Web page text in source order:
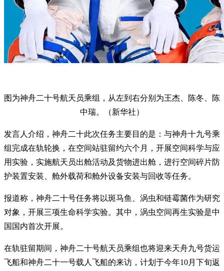
图为神舟二十号航天员乘组，从左到右分别为王杰、陈冬、陈
中瑞。（新华社）
发言人介绍，神舟二十此次任务主要目的是：与神舟十九号乘
组完成在轨轮换，在空间站驻留约六个月，开展空间科学与应
用实验，实施航天员出舱活动及货物进出舱，进行空间碎片防
护装置安装、舱外载荷和舱外设备安装与回收等任务。
报道称，神舟二十号任务将以斑马鱼、涡虫和链霉菌作为研究
对象，开展三项生命科学实验。其中，涡虫空间再生实验是中
国国内首次开展。
在轨驻留期间，神舟二十号航天员乘组也将迎来天舟九号货运
飞船和神舟二十一号载人飞船的来访，计划于今年10月下旬返